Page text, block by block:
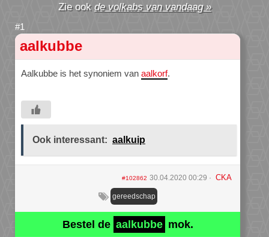
de volkabs van vandaag »
aalkubbe
Aalkubbe is het synoniem van aalkorf.
Ook interessant: aalkuip
#102862 30.04.2020 00:29 CKA
gereedschap
Bestel de aalkubbe mok.